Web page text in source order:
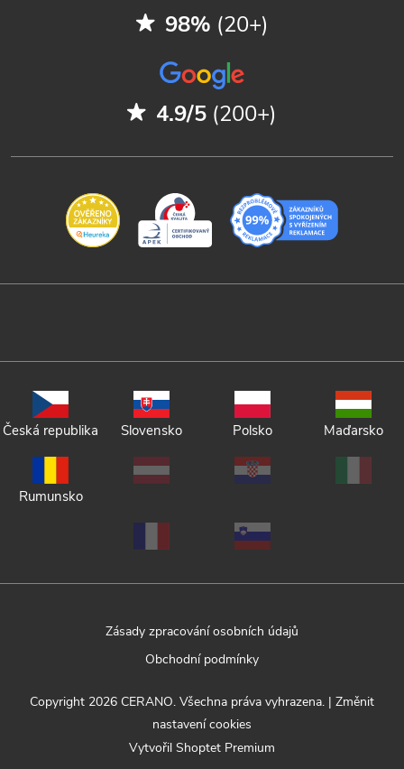
98% (20+)
4.9/5 (200+)
Česká republika Slovensko Polsko Maďarsko
Rumunsko
Zásady zpracování osobních údajů
Obchodní podmínky
Vytvořil Shoptet Premium
Copyright 2026 CERANO. Všechna práva vyhrazena. | Změnit
nastavení cookies